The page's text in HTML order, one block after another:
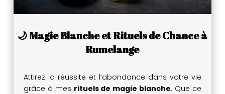
🌙 Magie Blanche et Rituels de Chance à
Rumelange
Attirez la réussite et l’abondance dans votre vie
grâce à mes rituels de magie blanche. Que ce